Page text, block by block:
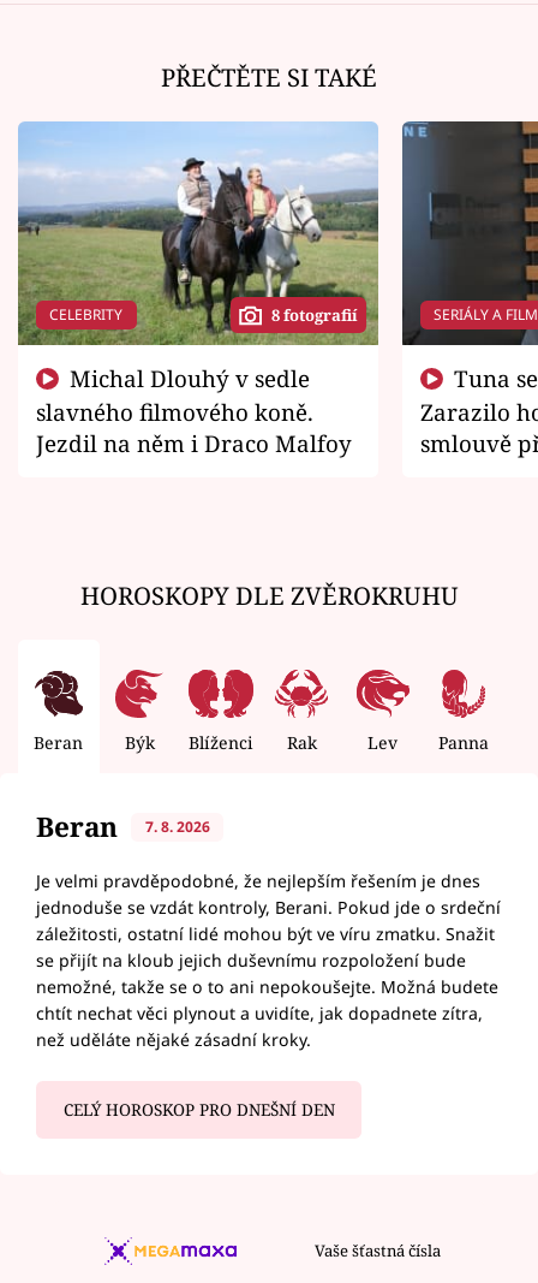
PŘEČTĚTE SI TAKÉ
CELEBRITY 8 fotografií
slavného filmového koně.
Jezdil na něm i Draco Malfoy
SERIÁLY A
Zarazilo
smlouvě
HOROSKOPY DLE ZVĚROKRUHU
Beran Býk Blíženci Rak Lev Panna
Beran 7. 8. 2026
Je velmi pravděpodobné, že nejlepším řešením je dnes
jednoduše se vzdát kontroly, Berani. Pokud jde o srdeční
záležitosti, ostatní lidé mohou být ve víru zmatku. Snažit
se přijít na kloub jejich duševnímu rozpoložení bude
nemožné, takže se o to ani nepokoušejte. Možná budete
chtít nechat věci plynout a uvidíte, jak dopadnete zítra,
než uděláte nějaké zásadní kroky.
CELÝ HOROSKOP PRO DNEŠNÍ DEN
Vaše šťastná čísla